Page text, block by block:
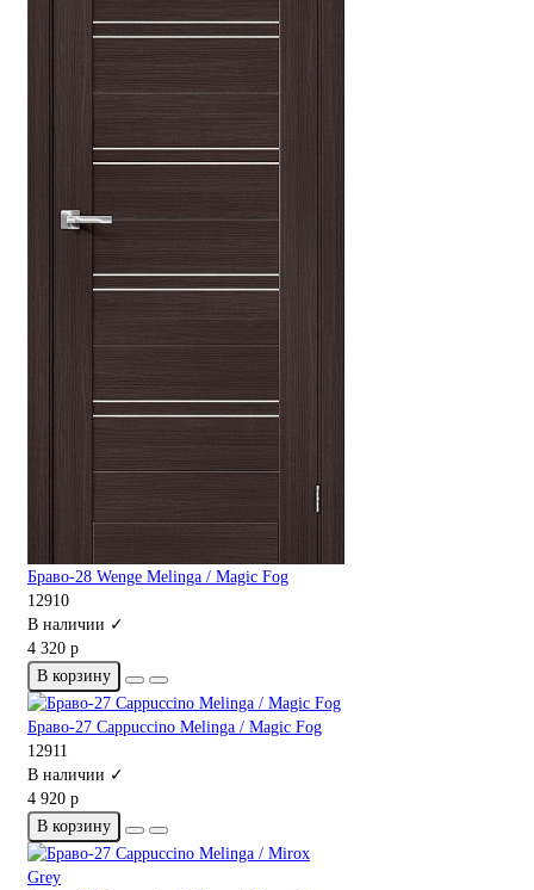
Браво-28 Wenge Melinga / Magic Fog
12910
В наличии ✓
4 320 р
В корзину
Браво-27 Cappuccino Melinga / Magic Fog
12911
В наличии ✓
4 920 р
В корзину